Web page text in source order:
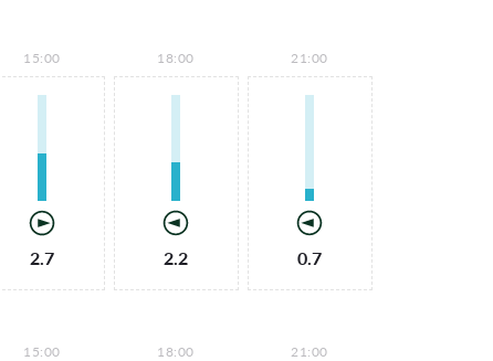
15:00
2.7
18:00
2.2
21:00
0.7
15:00 18:00 21:00